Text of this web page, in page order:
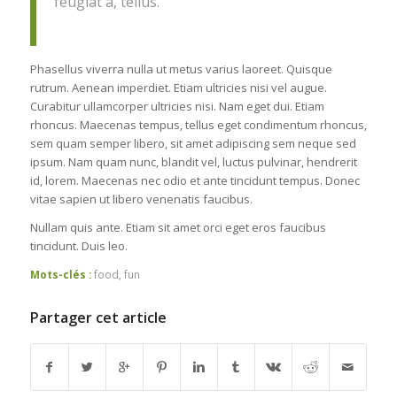
Phasellus viverra nulla ut metus varius laoreet. Quisque
rutrum. Aenean imperdiet. Etiam ultricies nisi vel augue.
Curabitur ullamcorper ultricies nisi. Nam eget dui. Etiam
rhoncus. Maecenas tempus, tellus eget condimentum rhoncus,
sem quam semper libero, sit amet adipiscing sem neque sed
ipsum. Nam quam nunc, blandit vel, luctus pulvinar, hendrerit
id, lorem. Maecenas nec odio et ante tincidunt tempus. Donec
vitae sapien ut libero venenatis faucibus.
Nullam quis ante. Etiam sit amet orci eget eros faucibus
tincidunt. Duis leo.
Mots-clés : food fun
Partager cet article